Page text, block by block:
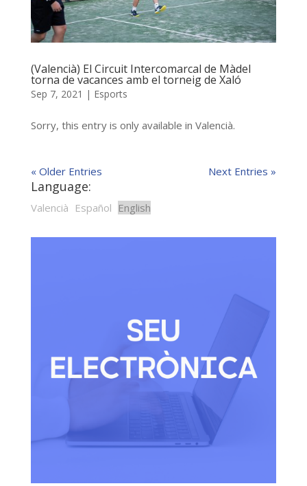
(Valencià) El Circuit Intercomarcal de Màdel
torna de vacances amb el torneig de Xaló
Sep 7, 2021 | Esports
Sorry, this entry is only available in Valencià.
« Older Entries Next Entries »
Language:
Valencià Español English